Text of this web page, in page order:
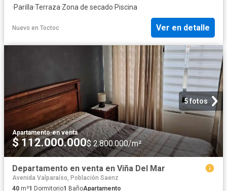
·Parilla·Terraza·Zona de secado·Piscina
Nuevo en Toctoc Ver en detalle
5 fotos
Apartamento·en venta
$ 112.000.000$ 2.800.000/m²
Departamento en venta en Viña Del Mar
Avenida Valparaíso, Población Saenz
40 m²1 Dormitorio1 BañoApartamento